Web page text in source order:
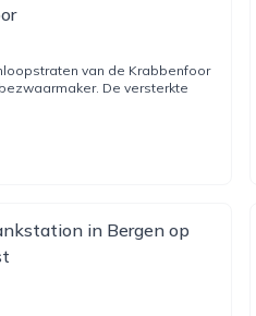
van de Krabbenfoor
De versterkte
in Bergen op